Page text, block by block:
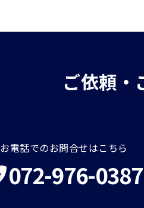
ご依頼・
お電話でのお問合せはこちら
072-976-0387